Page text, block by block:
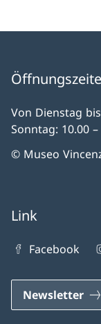
Von Dienstag
Sonntag: 10.00
© Museo
Link
Facebook
Newsletter